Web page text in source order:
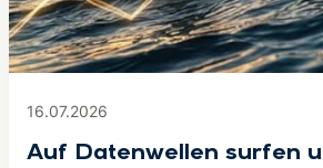
16.07.2026
Auf Datenwellen surfen